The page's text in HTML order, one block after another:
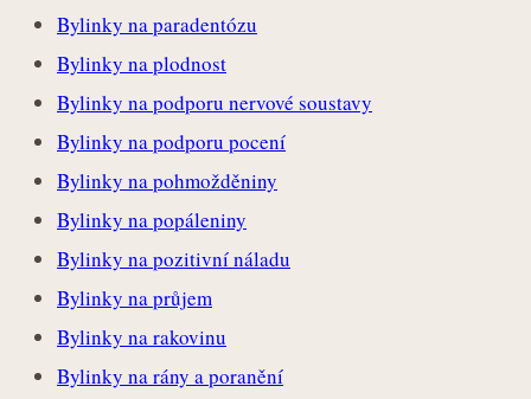
Bylinky na paradentózu
Bylinky na plodnost
Bylinky na podporu nervové soustavy
Bylinky na podporu pocení
Bylinky na pohmožděniny
Bylinky na popáleniny
Bylinky na pozitivní náladu
Bylinky na průjem
Bylinky na rakovinu
Bylinky na rány a poranění